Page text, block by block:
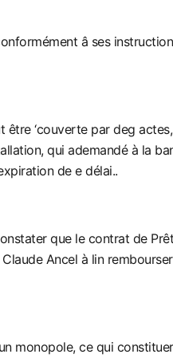
â ses
‘couverte par deg
qui ademandé à la
de e délai..
que le contrat de
Ancel à lin
monopole, ce qui